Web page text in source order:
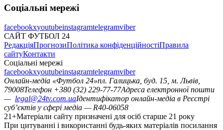
Соціальні мережі
facebookxyoutubeinstagramtelegramviber
САЙТ ФУТБОЛ 24
РедакціяПрогнозиПолітика конфіденційностіПравила
сайтуКонтакти
Соціальні мережі
facebookxyoutubeinstagramtelegramviber
Онлайн-медіа «Футбол 24»пл. Галицька, буд. 15, м. Львів,
79008Телефон +380 (32) 229-77-77Адреса електронної пошти
— legal@24tv.com.uaІдентифікатор онлайн-медіа в Реєстрі
суб’єктів у сфері медіа — R40-06058
21+Матеріали сайту призначені для осіб старше 21 року
При цитуванні і використанні будь-яких матеріалів посилання